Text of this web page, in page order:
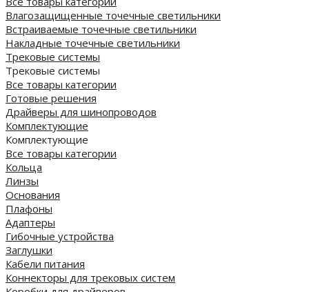
Влагозащищенные точечные светильники
Встраиваемые точечные светильники
Накладные точечные светильники
Трековые системы
Трековые системы
Все товары категории
Готовые решения
Драйверы для шинопроводов
Комплектующие
Комплектующие
Все товары категории
Кольца
Линзы
Основания
Плафоны
Адаптеры
Гибочные устройства
Заглушки
Кабели питания
Коннекторы для трековых систем